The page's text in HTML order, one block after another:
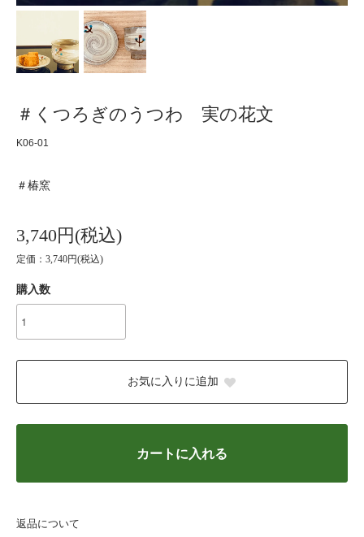
＃くつろぎのうつわ 実の花文
K06-01
＃椿窯
3,740円(税込)
定価：3,740円(税込)
購入数
お気に入りに追加
カートに入れる
返品について